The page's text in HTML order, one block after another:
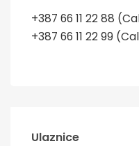
+387 66 11 22 88
+387 66 11 22 99
Ulaznice